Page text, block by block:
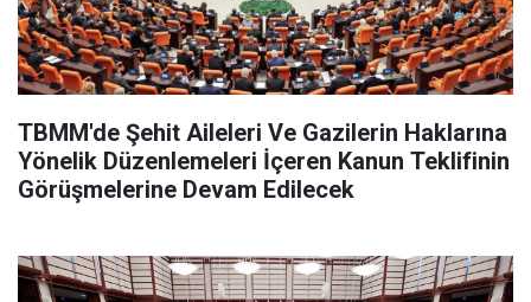
TBMM'de Şehit Aileleri Ve Gazilerin Haklarına
Yönelik Düzenlemeleri İçeren Kanun Teklifinin
Görüşmelerine Devam Edilecek